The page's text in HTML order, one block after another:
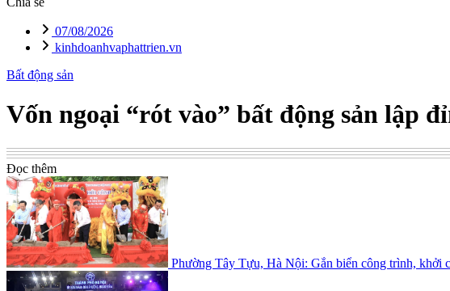
07/08/2026
kinhdoanhvaphattrien.vn
Bất động sản
Vốn ngoại “rót vào” bất động sản lập
Đọc thêm
Phường Tây Tựu, Hà Nội: Gắn biển công trình, khởi